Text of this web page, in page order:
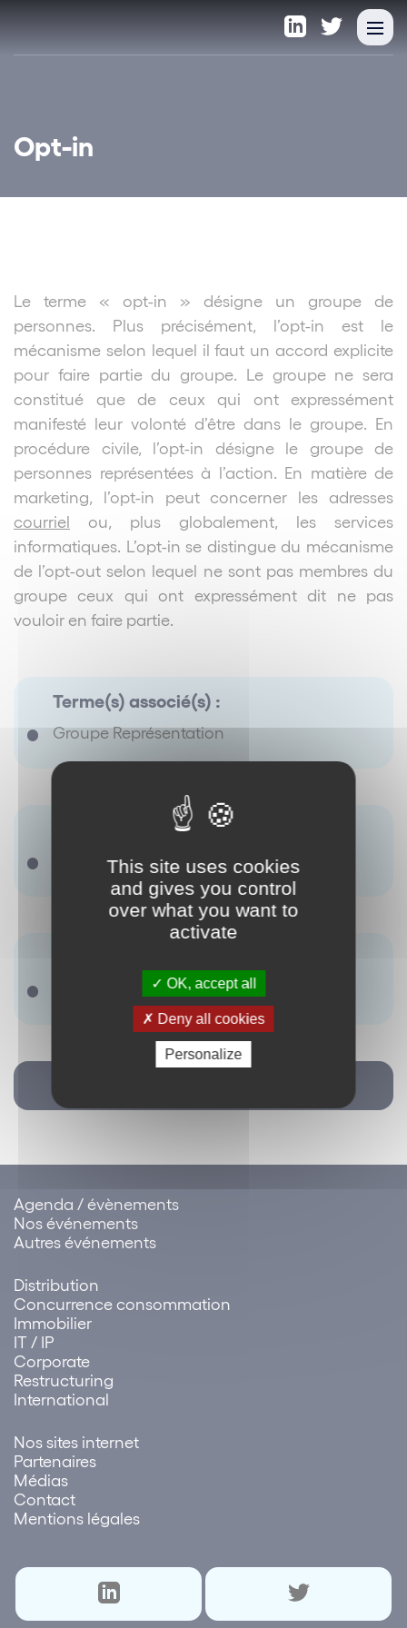
Opt-in
Le terme « opt-in » désigne un groupe de
personnes. Plus précisément, l’opt-in est le
mécanisme selon lequel il faut un accord explicite
pour faire partie du groupe. Le groupe ne sera
constitué que de ceux qui ont expressément
manifesté leur volonté d’être dans le groupe. En
procédure civile, l’opt-in désigne le groupe de
personnes représentées à l’action. En matière de
marketing, l’opt-in peut concerner les adresses
courriel ou, plus globalement, les services
informatiques. L’opt-in se distingue du mécanisme
de l’opt-out selon lequel ne sont pas membres du
groupe ceux qui ont expressément dit ne pas
vouloir en faire partie.
Terme(s) associé(s) :
Groupe Représentation
Il ny a pas de terme renseigné.
Agenda / évènements
Nos événements
Autres événements
Distribution
Concurrence consommation
Immobilier
IT / IP
Corporate
Restructuring
International
Nos sites internet
Partenaires
Médias
Contact
Mentions légales
This site uses cookies
and gives you control
over what you want to
activate
OK, accept all
Deny all cookies
Personalize